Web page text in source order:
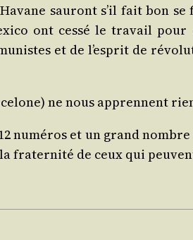
sau­ront s’il fait bon
ont ces­sé le tra­vail
et de l’es­prit de
ne nous apprennent
numé­ros et un grand
fra­ter­ni­té de ceux qui